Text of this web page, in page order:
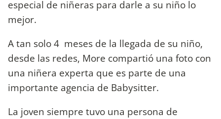
especial de niñeras para darle a su niño lo
mejor.
A tan solo 4 meses de la llegada de su niño,
desde las redes, More compartió una foto con
una niñera experta que es parte de una
importante agencia de Babysitter.
La joven siempre tuvo una persona de